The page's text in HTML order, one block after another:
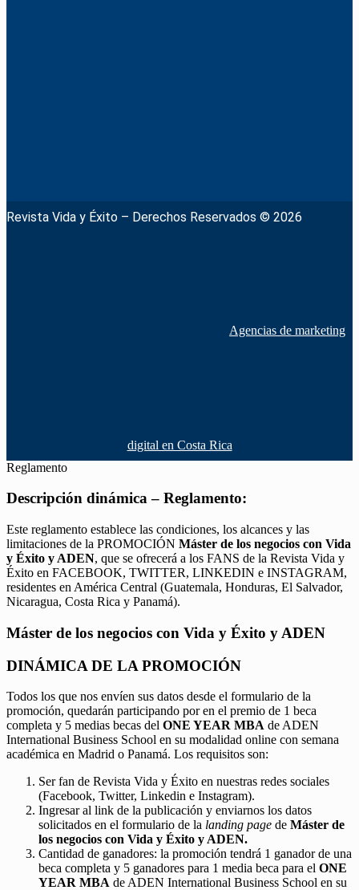
Revista Vida y Éxito – Derechos Reservados © 2026
Agencias de marketing
digital en Costa Rica
Reglamento
Descripción dinámica – Reglamento:
Este reglamento establece las condiciones, los alcances y las
limitaciones de la PROMOCIÓN Máster de los negocios con Vida
y Éxito y ADEN, que se ofrecerá a los FANS de la Revista Vida y
Éxito en FACEBOOK, TWITTER, LINKEDIN e INSTAGRAM,
residentes en América Central (Guatemala, Honduras, El Salvador,
Nicaragua, Costa Rica y Panamá).
Máster de los negocios con Vida y Éxito y ADEN
DINÁMICA DE LA PROMOCIÓN
Todos los que nos envíen sus datos desde el formulario de la
promoción, quedarán participando por en el premio de 1 beca
completa y 5 medias becas del ONE YEAR MBA de ADEN
International Business School en su modalidad online con semana
académica en Madrid o Panamá. Los requisitos son:
Ser fan de Revista Vida y Éxito en nuestras redes sociales
(Facebook, Twitter, Linkedin e Instagram).
Ingresar al link de la publicación y enviarnos los datos
solicitados en el formulario de la landing page de Máster de
los negocios con Vida y Éxito y ADEN.
Cantidad de ganadores: la promoción tendrá 1 ganador de una
beca completa y 5 ganadores para 1 media beca para el ONE
YEAR MBA de ADEN International Business School en su